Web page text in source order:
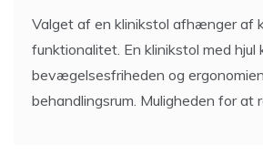
Valget af en klinikstol afhænger af
funktionalitet. En klinikstol med hjul
bevægelsesfriheden og
behandlingsrum. Muligheden for at